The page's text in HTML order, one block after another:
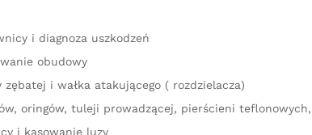
i diagnoza uszkodzeń
obudowy
i wałka atakującego ( rozdzielacza)
oringów, tuleji prowadzącej, pierścieni teflonowych,
i kasowanie luzy